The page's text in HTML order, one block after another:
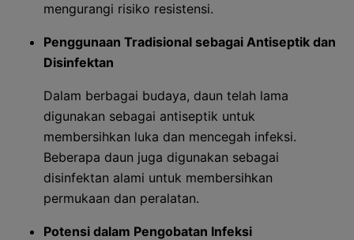
mengurangi risiko resistensi.
Penggunaan Tradisional sebagai Antiseptik dan
Disinfektan
Dalam berbagai budaya, daun telah lama
digunakan sebagai antiseptik untuk
membersihkan luka dan mencegah infeksi.
Beberapa daun juga digunakan sebagai
disinfektan alami untuk membersihkan
permukaan dan peralatan.
Potensi dalam Pengobatan Infeksi